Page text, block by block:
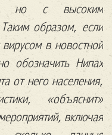
но с высоким
образом, если
в новостной
обозначить Нипах
от него населения,
«объяснит»
включая